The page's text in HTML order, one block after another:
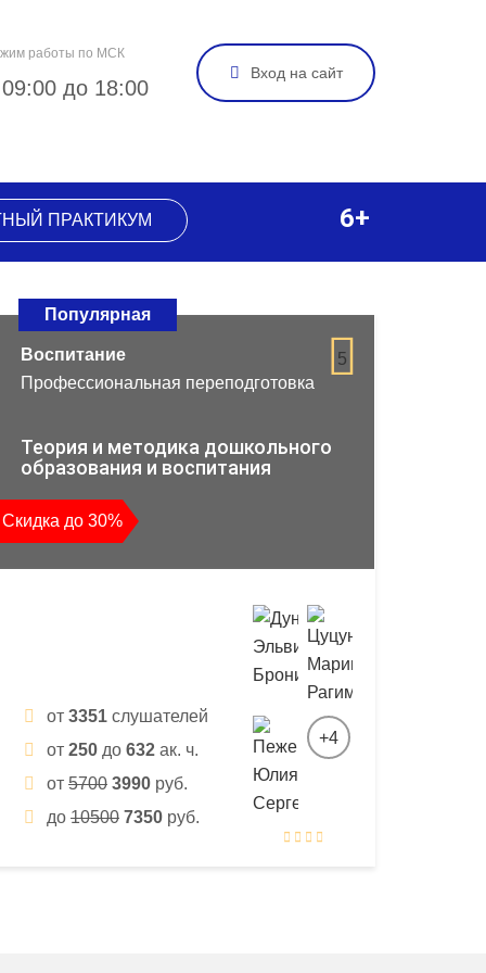
работы по МСК
до 18:00
Вход на сайт
ПРАКТИКУМ 6+
Популярная
5
Воспитание
Профессиональная переподготовка
Теория и методика дошкольного
образования и воспитания
Скидка до 30%
от 3351 слушателей
от 250 до 632 ак. ч.
от 5700 3990 руб.
до 10500 7350 руб.
+4